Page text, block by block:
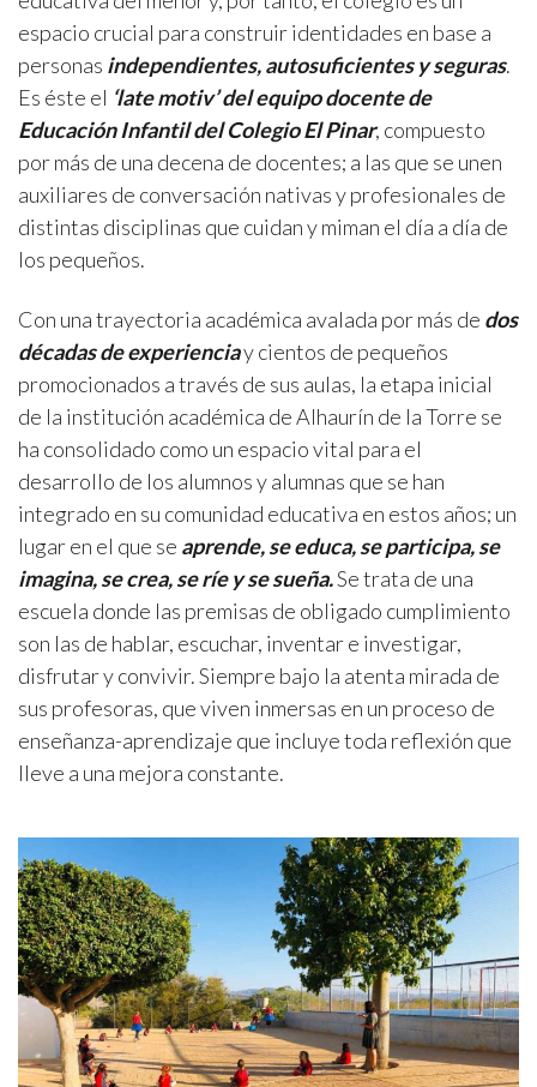
espacio crucial para construir identidades en base a
personas independientes, autosuficientes y seguras.
Es éste el ‘late motiv’ del equipo docente de
Educación Infantil del Colegio El Pinar, compuesto
por más de una decena de docentes; a las que se unen
auxiliares de conversación nativas y profesionales de
distintas disciplinas que cuidan y miman el día a día de
los pequeños.
Con una trayectoria académica avalada por más de dos
décadas de experienciay cientos de pequeños
promocionados a través de sus aulas, la etapa inicial
de la institución académica de Alhaurín de la Torre se
ha consolidado como un espacio vital para el
desarrollo de los alumnos y alumnas que se han
integrado en su comunidad educativa en estos años; un
lugar en el que se aprende, se educa, se participa, se
imagina, se crea, se ríe y se sueña.Se trata de una
escuela donde las premisas de obligado cumplimiento
son las de hablar, escuchar, inventar e investigar,
disfrutar y convivir. Siempre bajo la atenta mirada de
sus profesoras, que viven inmersas en un proceso de
enseñanza-aprendizaje que incluye toda reflexión que
lleve a una mejora constante.